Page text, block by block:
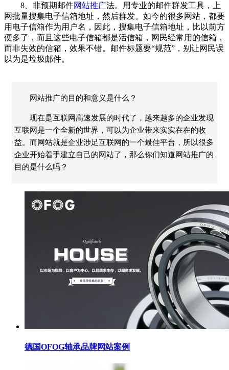
8、非预期邮件网站推广法。用专业的邮件群发工具，上
网批量搜集电子信箱地址，然后群发。如今的很多网站，都要
用电子信箱作为用户名，因此，搜集电子信箱地址，比以前方
便多了，而且这些电子信箱都是活信箱，网民经常用的信箱，
而非失效的信箱，效果不错。邮件标题要“规范”，别让网民误
以为是垃圾邮件。
网站推广的目的和意义是什么？
现在是互联网高速发展的时代了，越来越多的企业发现
互联网是一个全新的世界，可以为企业带来实实在在的收
益。而网站就是企业涉足互联网的一个最佳平台，所以很多
企业开始着手建立自己的网站了，那么你们知道网站推广的
目的是什么吗？
德国OFOG轴承品牌网站案例